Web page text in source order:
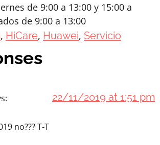
de 9:00 a 13:00 y 15:00 a
de 9:00 a 13:00
, HiCare, Huawei, Servicio
22/11/2019 at 1:51 pm
no??? T-T